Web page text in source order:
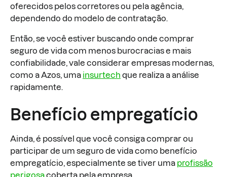
oferecidos pelos corretores ou pela agência,
dependendo do modelo de contratação.
Então, se você estiver buscando onde comprar
seguro de vida com menos burocracias e mais
confiabilidade, vale considerar empresas modernas,
como a Azos, uma insurtech que realiza a análise
rapidamente.
Benefício empregatício
Ainda, é possível que você consiga comprar ou
participar de um seguro de vida como benefício
empregatício, especialmente se tiver uma profissão
perigosacoberta pela empresa.